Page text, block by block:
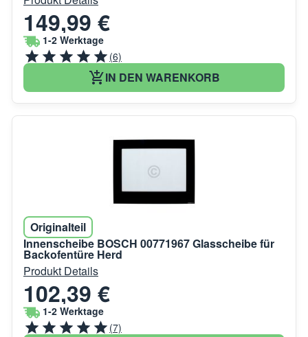
149,99 €
1-2 Werktage
(6)
IN DEN WARENKORB
Originalteil
Innenscheibe BOSCH 00771967 Glasscheibe für
Backofentüre Herd
Produkt Details
102,39 €
1-2 Werktage
(7)